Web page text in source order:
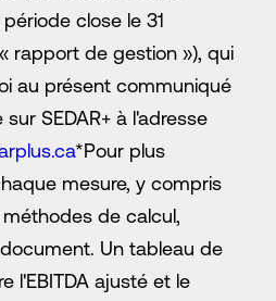
close le 31
rapport de gestion »), qui
au présent communiqué
SEDAR+ à l'adresse
*Pour plus
mesure, y compris
de calcul,
Un tableau de
l'EBITDA ajusté et le